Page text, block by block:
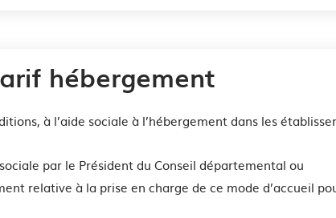
hébergement
à l’aide sociale à l’hébergement dans les
par le Président du Conseil départemental ou
relative à la prise en charge de ce mode d’accueil